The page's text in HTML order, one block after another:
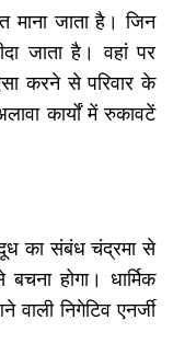
माना जाता है। जिन
जाता है। वहां पर
करने से परिवार के
कार्यों में रुकावटें
का संबंध चंद्रमा से
होगा। धार्मिक
निगेटिव एनर्जी